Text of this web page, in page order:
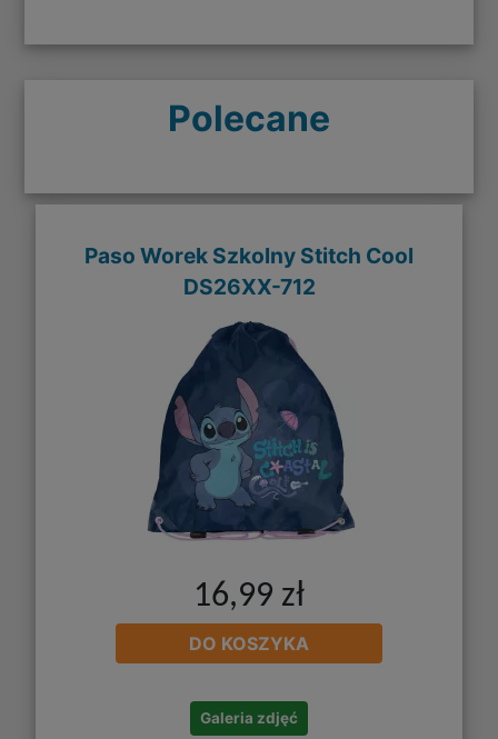
Polecane
Paso Worek Szkolny Stitch Cool
DS26XX-712
16,99 zł
DO KOSZYKA
Galeria zdjęć